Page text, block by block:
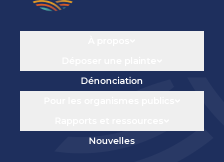
Dénonciation
Nouvelles